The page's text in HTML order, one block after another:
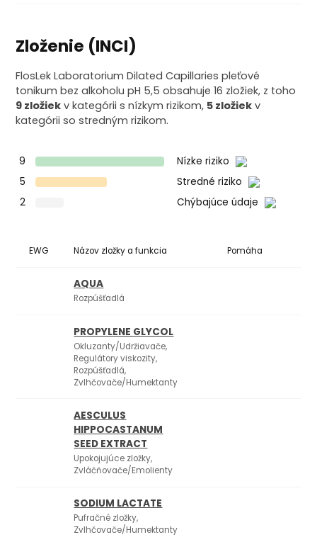
Zloženie (INCI)
FlosLek Laboratorium Dilated Capillaries pleťové
tonikum bez alkoholu pH 5,5 obsahuje 16 zložiek, z toho
9 zložiek v kategórii s nízkym rizikom, 5 zložiek v
kategórii so stredným rizikom.
9
Nízke riziko
5
Stredné riziko
2
Chýbajúce údaje
EWG Názov zložky a funkcia Pomáha
AQUA
Rozpúšťadlá
PROPYLENE GLYCOL
Okluzanty/Udržiavače,
Regulátory viskozity,
Rozpúšťadlá,
Zvlhčovače/Humektanty
AESCULUS
HIPPOCASTANUM
SEED EXTRACT
Upokojujúce zložky,
Zvláčňovače/Emolienty
SODIUM LACTATE
Pufračné zložky,
Zvlhčovače/Humektanty